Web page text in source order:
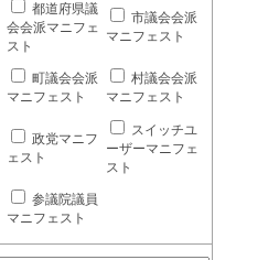
都道府県議
会会派マニフェ
スト
市議会会派
マニフェスト
町議会会派
マニフェスト
村議会会派
マニフェスト
政党マニフ
ェスト
スイッチユ
ーザーマニフェ
スト
参議院議員
マニフェスト